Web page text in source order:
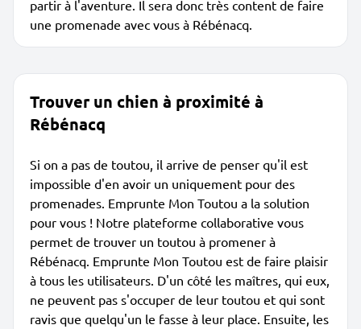
partir à l'aventure. Il sera donc très content de faire
une promenade avec vous à Rébénacq.
Trouver un chien à proximité à
Rébénacq
Si on a pas de toutou, il arrive de penser qu'il est
impossible d'en avoir un uniquement pour des
promenades. Emprunte Mon Toutou a la solution
pour vous ! Notre plateforme collaborative vous
permet de trouver un toutou à promener à
Rébénacq. Emprunte Mon Toutou est de faire plaisir
à tous les utilisateurs. D'un côté les maîtres, qui eux,
ne peuvent pas s'occuper de leur toutou et qui sont
ravis que quelqu'un le fasse à leur place. Ensuite, les